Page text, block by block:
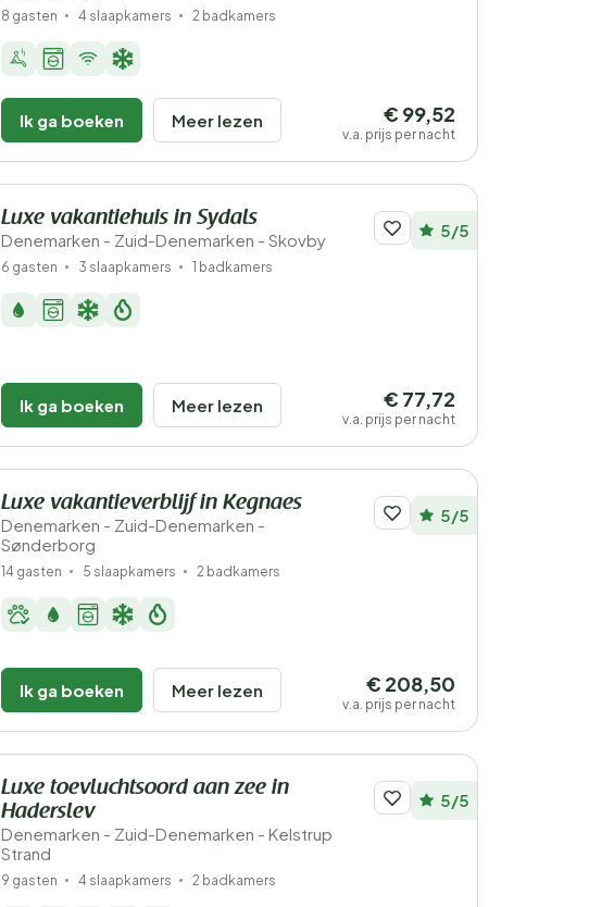
8 gasten 4 slaapkamers 2 badkamers
Ik ga boeken Meer lezen € 99,52
v.a. prijs per nacht
Luxe vakantiehuis in Sydals
Denemarken - Zuid-Denemarken - Skovby 5/5
6 gasten 3 slaapkamers 1 badkamers
Ik ga boeken Meer lezen € 77,72
v.a. prijs per nacht
Luxe vakantieverblijf in Kegnaes
Denemarken - Zuid-Denemarken -
Sønderborg
5/5
14 gasten 5 slaapkamers 2 badkamers
Ik ga boeken Meer lezen € 208,50
v.a. prijs per nacht
Luxe toevluchtsoord aan zee in
Haderslev
Denemarken - Zuid-Denemarken - Kelstrup
Strand
5/5
9 gasten 4 slaapkamers 2 badkamers